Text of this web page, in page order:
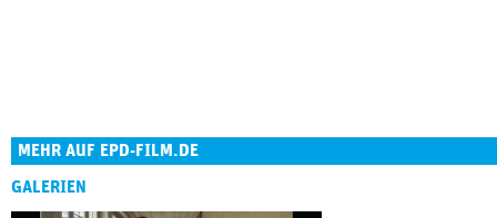
MEHR AUF EPD-FILM.DE
GALERIEN